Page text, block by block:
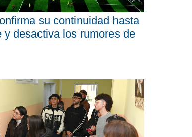
su continuidad hasta
y desactiva los rumores de